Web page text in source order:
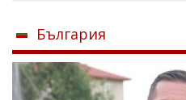
България